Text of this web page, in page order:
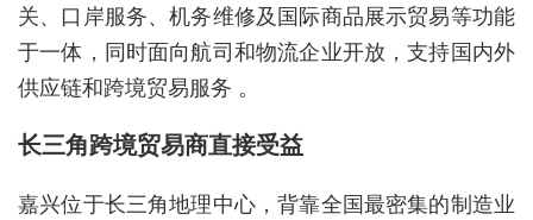
关、口岸服务、机务维修及国际商品展示贸易等功能
于一体，同时面向航司和物流企业开放，支持国内外
供应链和跨境贸易服务 。
长三角跨境贸易商直接受益
嘉兴位于长三角地理中心，背靠全国最密集的制造业